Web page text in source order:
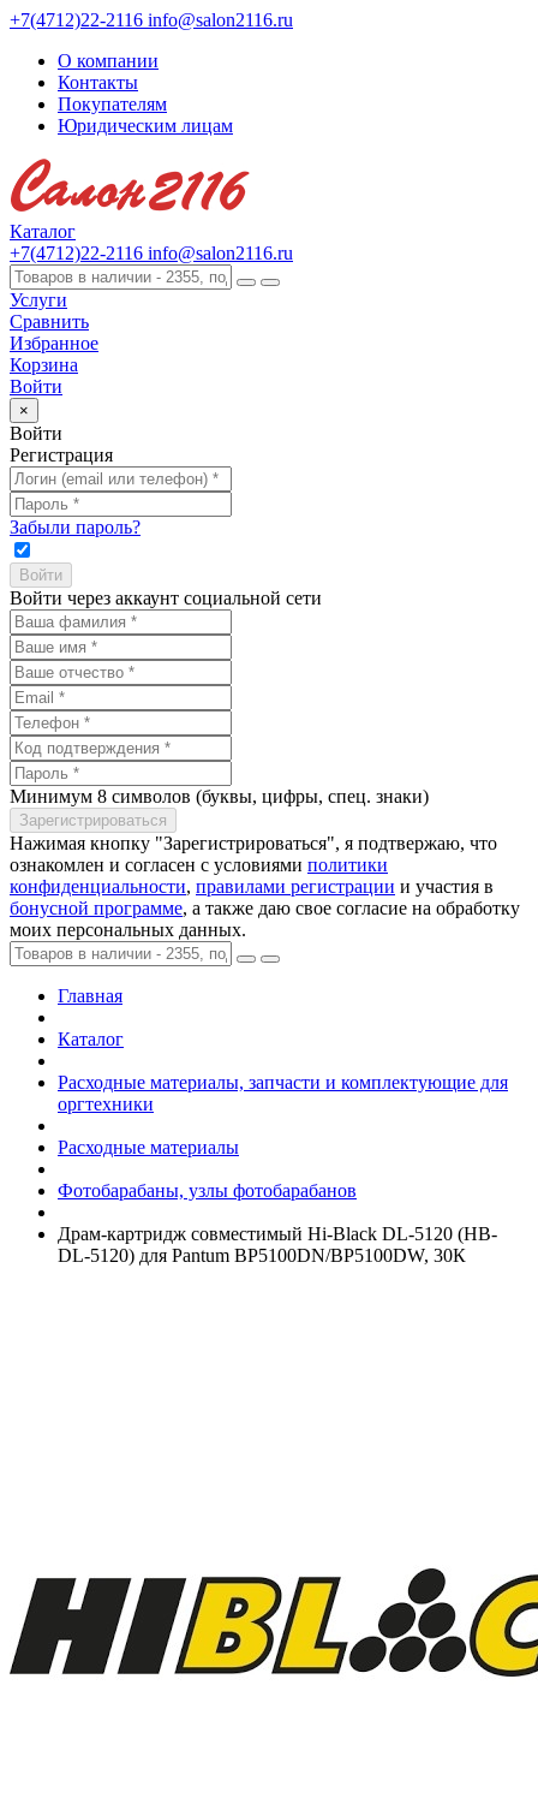
+7(4712)22-2116 info@salon2116.ru
О компании
Контакты
Покупателям
Юридическим лицам
Каталог
+7(4712)22-2116 info@salon2116.ru
Услуги
Сравнить
Избранное
Корзина
Войти
×
Войти
Регистрация
Забыли пароль?
Войти через аккаунт социальной сети
Минимум 8 символов (буквы, цифры, спец. знаки)
Нажимая кнопку "Зарегистрироваться", я подтвержаю, что
ознакомлен и согласен с условиями политики
конфиденциальности, правилами регистрации и участия в
бонусной программе, а также даю свое согласие на обработку
моих персональных данных.
Главная
Каталог
Расходные материалы, запчасти и комплектующие для
оргтехники
Расходные материалы
Фотобарабаны, узлы фотобарабанов
Драм-картридж совместимый Hi-Black DL-5120 (HB-
DL-5120) для Pantum BP5100DN/­BP5100DW, 30К